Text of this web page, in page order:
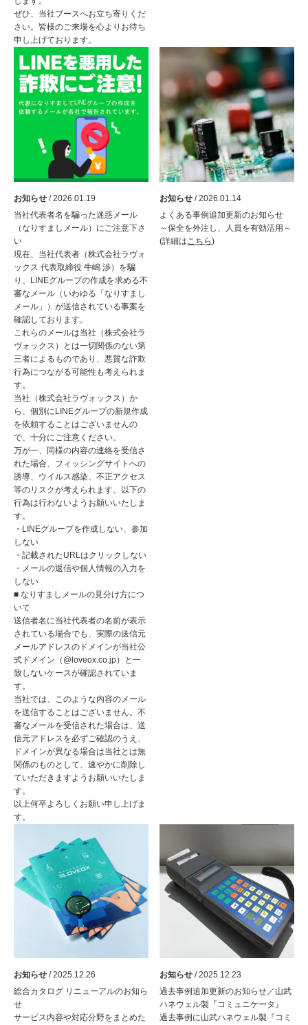
ぜひ、当社ブースへお立ち寄りくだ
さい。皆様のご来場を心よりお待ち
申し上げております。
お知らせ / 2026.01.19
当社代表者名を騙った迷惑メール
（なりすましメール）にご注意下さ
い
現在、当社代表者（株式会社ラヴォ
ックス 代表取締役 牛嶋 渉）を騙
り、LINEグループの作成を求める不
審なメール（いわゆる「なりすまし
メール」）が送信されている事案を
確認しております。
これらのメールは当社（株式会社ラ
ヴォックス）とは一切関係のない第
三者によるものであり、悪質な詐欺
行為につながる可能性も考えられま
す。
当社（株式会社ラヴォックス）か
ら、個別にLINEグループの新規作成
を依頼することはございませんの
で、十分にご注意ください。
万が一、同様の内容の連絡を受信さ
れた場合、フィッシングサイトへの
誘導、ウイルス感染、不正アクセス
等のリスクが考えられます。以下の
行為は行わないようお願いいたしま
す。
・LINEグループを作成しない、参加
しない
・記載されたURLはクリックしない
・メールの返信や個人情報の入力を
しない
■ なりすましメールの見分け方につ
いて
送信者名に当社代表者の名前が表示
されている場合でも、実際の送信元
メールアドレスのドメインが当社公
式ドメイン（@loveox.co.jp）と一
致しないケースが確認されていま
す。
当社では、このような内容のメール
を送信することはございません。不
審なメールを受信された場合は、送
信元アドレスを必ずご確認のうえ、
ドメインが異なる場合は当社とは無
関係のものとして、速やかに削除し
ていただきますようお願いいたしま
す。
以上何卒よろしくお願い申し上げま
す。
お知らせ / 2026.01.14
よくある事例追加更新のお知らせ
～保全を外注し、人員を有効活用～
(詳細は こちら)
お知らせ / 2025.12.26
総合カタログ リニューアルのお知ら
せ
サービス内容や対応分野をまとめた
お知らせ / 2025.12.23
過去事例追加更新のお知らせ／山武
ハネウェル製『コミュニケータ』
過去事例に山武ハネウェル製『コミ